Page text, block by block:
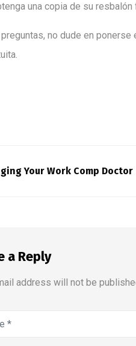
una copia de su
no dude en
Your Work Comp Doctor
a Reply
address will not be